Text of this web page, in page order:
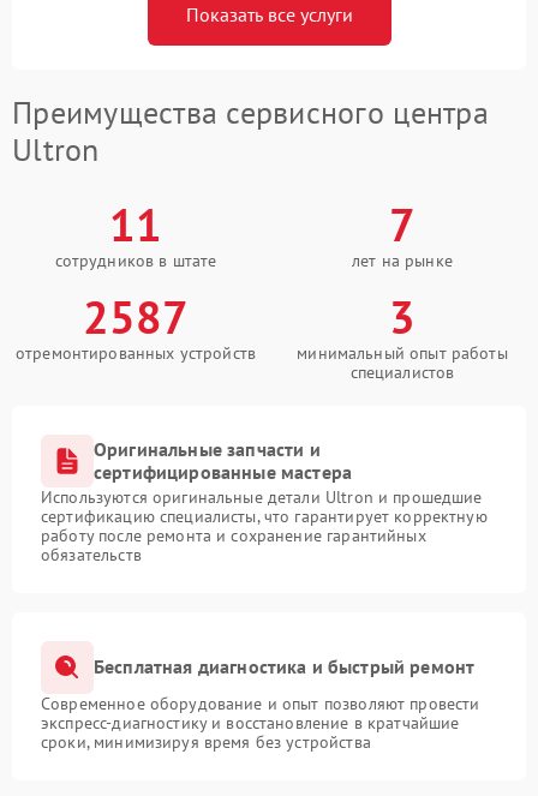
Показать все услуги
Преимущества сервисного центра
Ultron
11
сотрудников в штате
7
лет на рынке
2587
отремонтированных устройств
3
минимальный опыт работы
специалистов
Оригинальные запчасти и
сертифицированные мастера
Используются оригинальные детали Ultron и прошедшие
сертификацию специалисты, что гарантирует корректную
работу после ремонта и сохранение гарантийных
обязательств
Бесплатная диагностика и быстрый ремонт
Современное оборудование и опыт позволяют провести
экспресс-диагностику и восстановление в кратчайшие
сроки, минимизируя время без устройства